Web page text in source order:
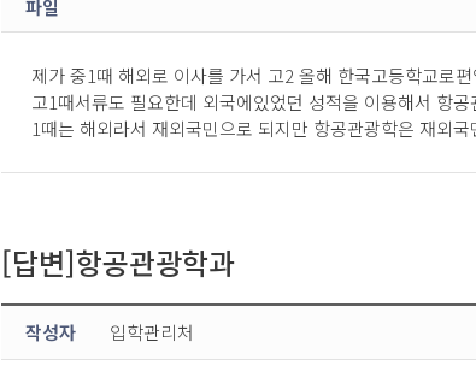
파일
제가 중1때 해외로 이사를 가서 고2 올해 한국고등학교로
고1때서류도 필요한데 외국에있었던 성적을 이용해서 항
1때는 해외라서 재외국민으로 되지만 항공관광학은 재외
[답변]항공관광학과
작성자 입학관리처